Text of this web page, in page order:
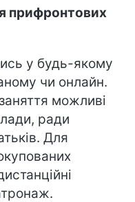
прифронтових
у будь-якому
чи онлайн.
можливі
ради
Для